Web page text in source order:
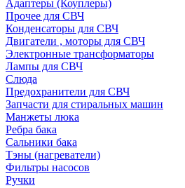
Адаптеры (Коуплеры)
Прочее для СВЧ
Конденсаторы для СВЧ
Двигатели , моторы для СВЧ
Электронные трансформаторы
Лампы для СВЧ
Слюда
Предохранители для СВЧ
Запчасти для стиральных машин
Манжеты люка
Ребра бака
Сальники бака
Тэны (нагреватели)
Фильтры насосов
Ручки